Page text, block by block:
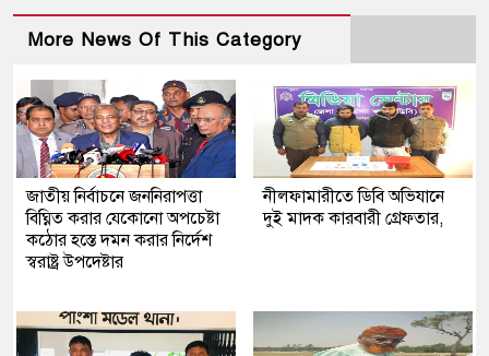
More News Of This Category
জাতীয় নির্বাচনে জননিরাপত্তা
বিঘ্নিত করার যেকোনো অপচেষ্টা
কঠোর হস্তে দমন করার নির্দেশ
স্বরাষ্ট্র উপদেষ্টার
নীলফামারীতে ডিবি অভিযানে
দুই মাদক কারবারী গ্রেফতার,